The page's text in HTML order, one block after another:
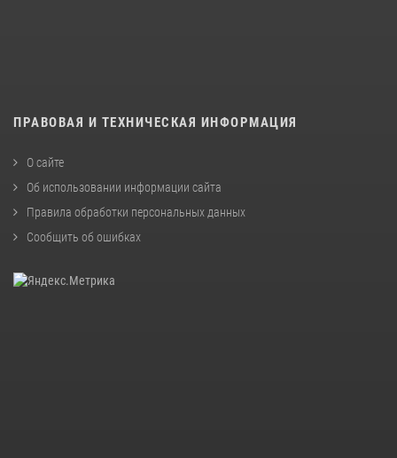
ПРАВОВАЯ И ТЕХНИЧЕСКАЯ ИНФОРМАЦИЯ
О сайте
Об использовании информации сайта
Правила обработки персональных данных
Сообщить об ошибках